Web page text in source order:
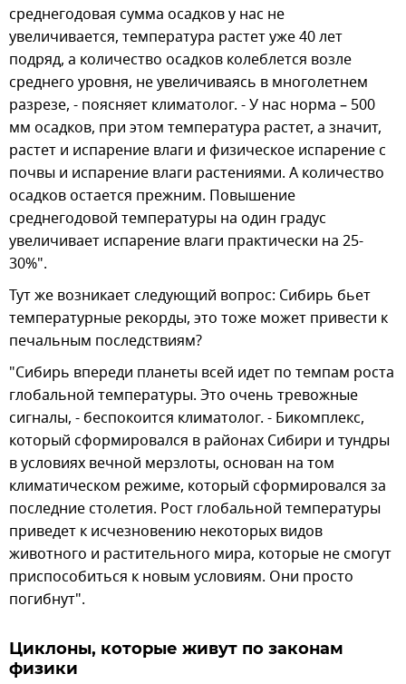
среднегодовая сумма осадков у нас не
увеличивается, температура растет уже 40 лет
подряд, а количество осадков колеблется возле
среднего уровня, не увеличиваясь в многолетнем
разрезе, - поясняет климатолог. - У нас норма – 500
мм осадков, при этом температура растет, а значит,
растет и испарение влаги и физическое испарение с
почвы и испарение влаги растениями. А количество
осадков остается прежним. Повышение
среднегодовой температуры на один градус
увеличивает испарение влаги практически на 25-
30%".
Тут же возникает следующий вопрос: Сибирь бьет
температурные рекорды, это тоже может привести к
печальным последствиям?
"Сибирь впереди планеты всей идет по темпам роста
глобальной температуры. Это очень тревожные
сигналы, - беспокоится климатолог. - Бикомплекс,
который сформировался в районах Сибири и тундры
в условиях вечной мерзлоты, основан на том
климатическом режиме, который сформировался за
последние столетия. Рост глобальной температуры
приведет к исчезновению некоторых видов
животного и растительного мира, которые не смогут
приспособиться к новым условиям. Они просто
погибнут".
Циклоны, которые живут по законам
физики